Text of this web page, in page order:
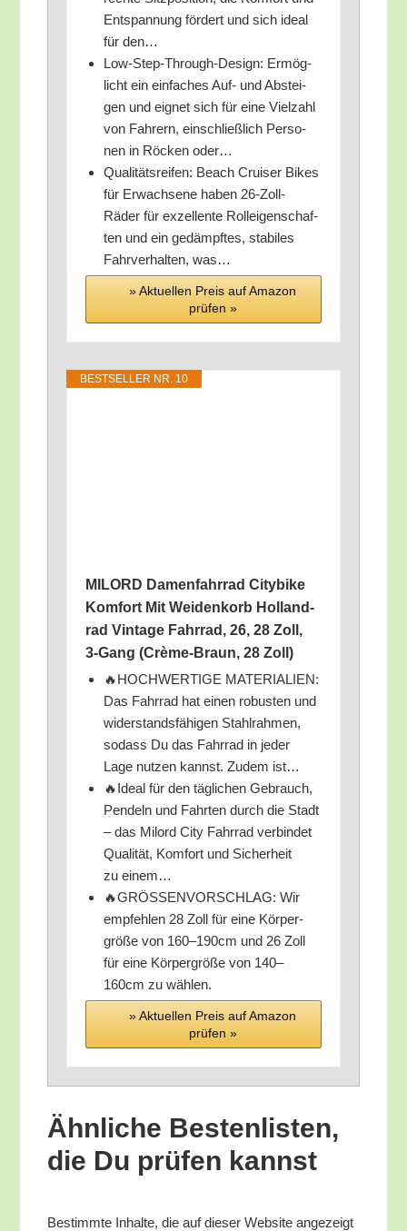
Ent­span­nung för­dert und sich ide­al
für den…
Low-Step-Through-Design: Ermög­
licht ein ein­fa­ches Auf- und Abstei­
gen und eig­net sich für eine Viel­zahl
von Fah­rern, ein­schließ­lich Per­so­
nen in Röcken oder…
Qua­li­täts­rei­fen: Beach Crui­ser Bikes
für Erwach­se­ne haben 26-Zoll-
Räder für exzel­len­te Roll­ei­gen­schaf­
ten und ein gedämpf­tes, sta­bi­les
Fahr­ver­hal­ten, was…
» Aktu­el­len Preis auf Ama­zon
prü­fen »
BEST­SEL­LER NR. 10
MILORD Damen­fahr­rad City­bike
Kom­fort Mit Wei­den­korb Hol­land­
rad Vin­ta­ge Fahr­rad, 26, 28 Zoll,
3‑Gang (Crè­me-Braun, 28 Zoll)
🔥HOCHWERTIGE MATERIALIEN:
Das Fahr­rad hat einen robus­ten und
wider­stands­fä­hi­gen Stahl­rah­men,
sodass Du das Fahr­rad in jeder
Lage nut­zen kannst. Zudem ist…
🔥Ide­al für den täg­li­chen Gebrauch,
Pen­deln und Fahr­ten durch die Stadt
– das Mil­ord City Fahr­rad ver­bin­det
Qua­li­tät, Kom­fort und Sicher­heit
zu einem…
🔥GRÖSSENVORSCHLAG: Wir
emp­feh­len 28 Zoll für eine Kör­per­
grö­ße von 160–190cm und 26 Zoll
für eine Kör­per­grö­ße von 140–
160cm zu wählen.
» Aktu­el­len Preis auf Ama­zon
prü­fen »
Ähn­li­che Bes­ten­lis­ten,
die Du prü­fen kannst
Bestimm­te Inhal­te, die auf die­ser Web­site ange­zeigt